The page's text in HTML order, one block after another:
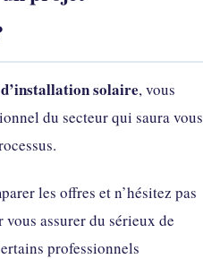
solaire, vous
du secteur qui saura vous
les offres et n’hésitez pas
assurer du sérieux de
professionnels